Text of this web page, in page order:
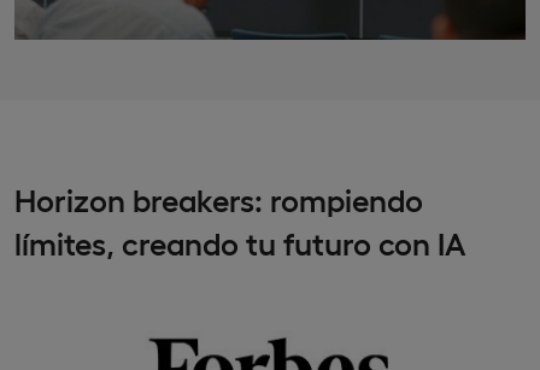
Horizon breakers: rompiendo
límites, creando tu futuro con IA